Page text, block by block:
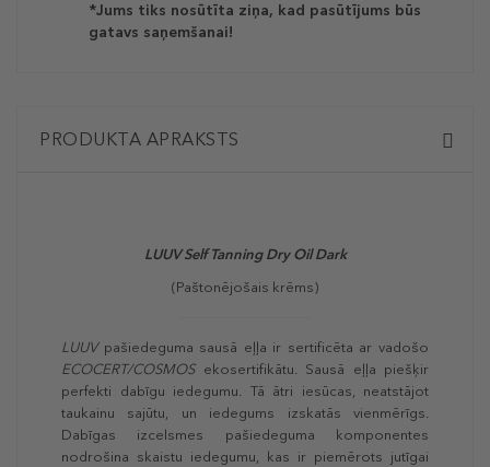
*Jums tiks nosūtīta ziņa, kad pasūtījums būs
gatavs saņemšanai!
PRODUKTA APRAKSTS
LUUV Self Tanning Dry Oil Dark
(Paštonējošais krēms)
LUUVpašiedeguma sausā eļļa ir sertificēta ar vadošo
ECOCERT/COSMOSekosertifikātu. Sausā eļļa piešķir
perfekti dabīgu iedegumu. Tā ātri iesūcas, neatstājot
taukainu sajūtu, un iedegums izskatās vienmērīgs.
Dabīgas izcelsmes pašiedeguma komponentes
nodrošina skaistu iedegumu, kas ir piemērots jutīgai